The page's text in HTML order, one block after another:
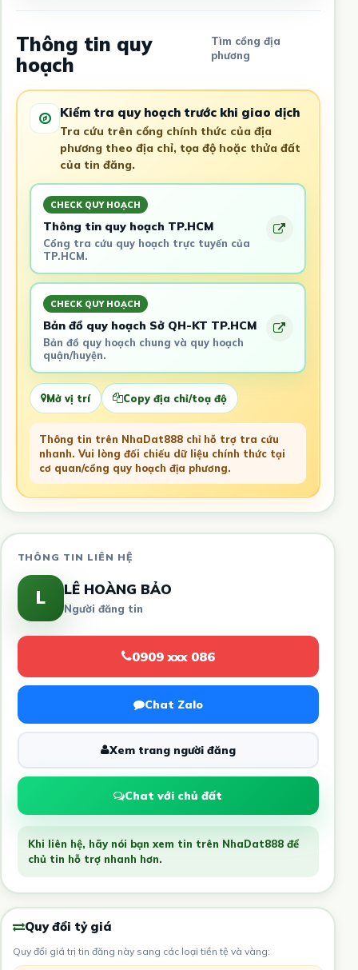
Thông tin quy
hoạch
Tìm cổng địa
phương
Kiểm tra quy hoạch trước khi giao dịch
Tra cứu trên cổng chính thức của địa
phương theo địa chỉ, tọa độ hoặc thửa đất
của tin đăng.
CHECK QUY HOẠCH
Thông tin quy hoạch TP.HCM
Cổng tra cứu quy hoạch trực tuyến của
TP.HCM.
CHECK QUY HOẠCH
Bản đồ quy hoạch Sở QH-KT TP.HCM
Bản đồ quy hoạch chung và quy hoạch
quận/huyện.
Mở vị trí Copy địa chỉ/toạ độ
Thông tin trên NhaDat888 chỉ hỗ trợ tra cứu
nhanh. Vui lòng đối chiếu dữ liệu chính thức tại
cơ quan/cổng quy hoạch địa phương.
THÔNG TIN LIÊN HỆ
L LÊ HOÀNG BẢO
Người đăng tin
0909 xxx 086
Chat Zalo
Xem trang người đăng
Chat với chủ đất
Khi liên hệ, hãy nói bạn xem tin trên NhaDat888 để
chủ tin hỗ trợ nhanh hơn.
Quy đổi tỷ giá
Quy đổi giá trị tin đăng này sang các loại tiền tệ và vàng: